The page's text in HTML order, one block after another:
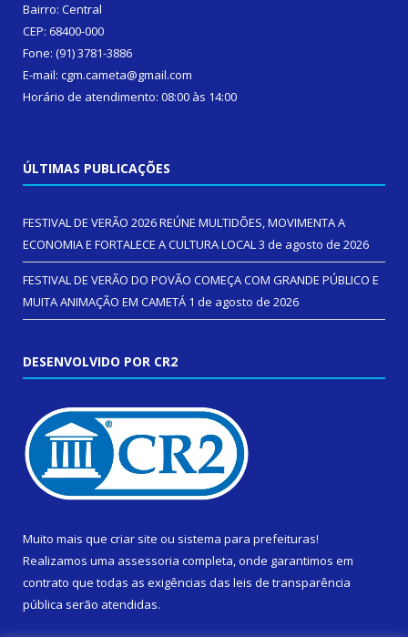
Bairro: Central
CEP: 68400-000
Fone: (91) 3781-3886
E-mail: cgm.cameta@gmail.com
Horário de atendimento: 08:00 às 14:00
ÚLTIMAS PUBLICAÇÕES
FESTIVAL DE VERÃO 2026 REÚNE MULTIDÕES, MOVIMENTA A
ECONOMIA E FORTALECE A CULTURA LOCAL3 de agosto de 2026
FESTIVAL DE VERÃO DO POVÃO COMEÇA COM GRANDE PÚBLICO E
MUITA ANIMAÇÃO EM CAMETÁ 1 de agosto de 2026
DESENVOLVIDO POR CR2
Muito mais que criar site ou sistema para prefeituras!
Realizamos uma assessoria completa, onde garantimos em
contrato que todas as exigências das leis de transparência
pública serão atendidas.